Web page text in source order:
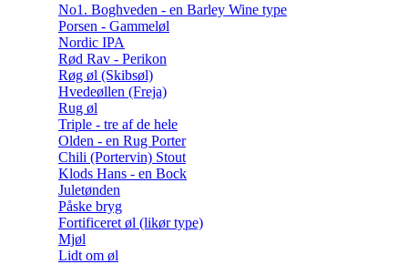
No1. Boghveden - en Barley Wine type
Porsen - Gammeløl
Nordic IPA
Rød Rav - Perikon
Røg øl (Skibsøl)
Hvedeøllen (Freja)
Rug øl
Triple - tre af de hele
Olden - en Rug Porter
Chili (Portervin) Stout
Klods Hans - en Bock
Juletønden
Påske bryg
Fortificeret øl (likør type)
Mjøl
Lidt om øl